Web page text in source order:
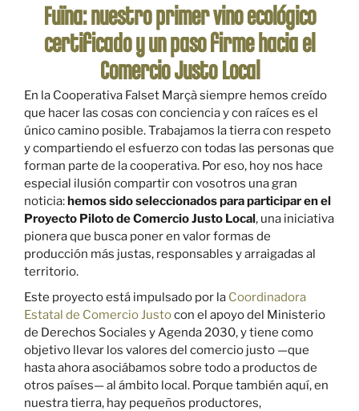
Fuïna: nuestro primer vino ecológico
certificado y un paso firme hacia el
Comercio Justo Local
En la Cooperativa Falset Marçà siempre hemos creído
que hacer las cosas con conciencia y con raíces es el
único camino posible. Trabajamos la tierra con respeto
y compartiendo el esfuerzo con todas las personas que
forman parte de la cooperativa. Por eso, hoy nos hace
especial ilusión compartir con vosotros una gran
noticia:hemos sido seleccionados para participar en el
Proyecto Piloto de Comercio Justo Local, una iniciativa
pionera que busca poner en valor formas de
producción más justas, responsables y arraigadas al
territorio.
Este proyecto está impulsado por la Coordinadora
Estatal de Comercio Justocon el apoyo del Ministerio
de Derechos Sociales y Agenda 2030, y tiene como
objetivo llevar los valores del comercio justo —que
hasta ahora asociábamos sobre todo a productos de
otros países— al ámbito local. Porque también aquí, en
nuestra tierra, hay pequeños productores,